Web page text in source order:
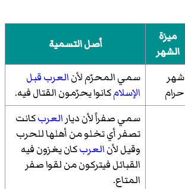
ميزة
الشهر
أصل التسمية
شهر
حرام
سمي المحرّم لأنالعرب قبل
الإسلامكانوا يحرّمون القتال فيه.
سمي صفراً لأن ديار العربكانت
تصفر أي تخلو من أهلها للحرب
وقيل لأنالعربكان يغزون فيه
القبائل فيتركون من لقوا صفر
المتاع.